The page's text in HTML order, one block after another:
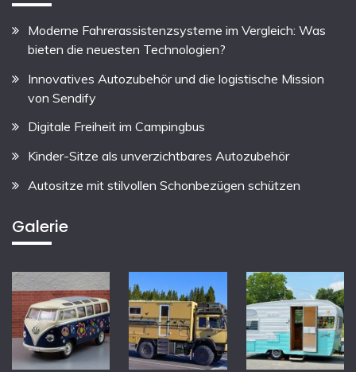
Moderne Fahrerassistenzsysteme im Vergleich: Was
bieten die neuesten Technologien?
Innovatives Autozubehör und die logistische Mission
von Sendify
Digitale Freiheit im Campingbus
Kinder-Sitze als unverzichtbares Autozubehör
Autositze mit stilvollen Schonbezügen schützen
Galerie